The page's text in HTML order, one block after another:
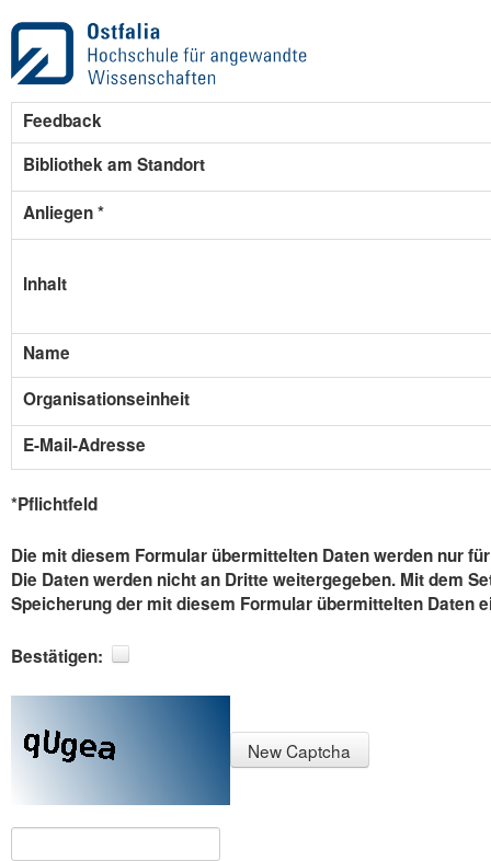
Feedback
Bibliothek am Standort
Anliegen *
Inhalt
Name
Organisationseinheit
E-Mail-Adresse
*Pflichtfeld
Die mit diesem Formular übermittelten Daten werden nur
Die Daten werden nicht an Dritte weitergegeben. Mit dem
Speicherung der mit diesem Formular übermittelten Daten
Bestätigen:
New Captcha